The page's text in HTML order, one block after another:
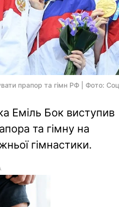
прапор та гімн РФ | Фото:
Еміль Бок виступив
та гімну на
гімнастики.